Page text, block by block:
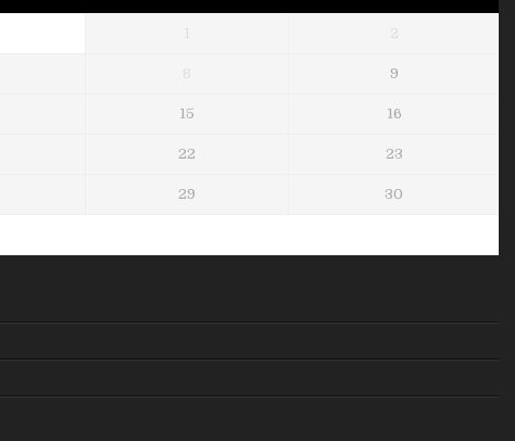
1 2
8 9
15 16
22 23
29 30